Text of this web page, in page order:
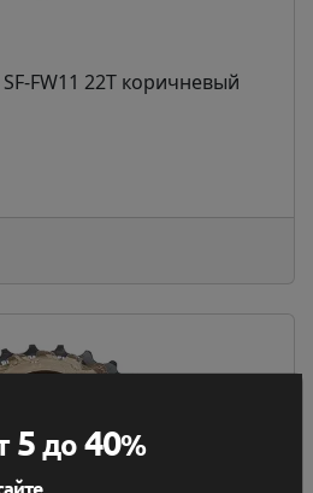
FW11 22T коричневый
5до40%